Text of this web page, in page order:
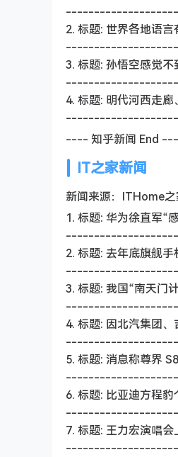
2. 标题: 世界各地语言
3. 标题: 孙悟空感觉不
4. 标题: 明代河西走
---- 知乎新闻 End
IT之家新闻
新闻来源：ITHome
1. 标题: 华为徐直军“
2. 标题: 去年底旗舰
3. 标题: 我国“南天门
4. 标题: 因北汽集团
5. 标题: 消息称尊界
6. 标题: 比亚迪方程
7. 标题: 王力宏演唱